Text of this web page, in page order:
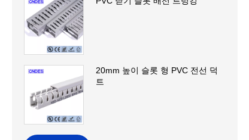
20mm 높이 슬롯 형 PVC 전선 덕
트